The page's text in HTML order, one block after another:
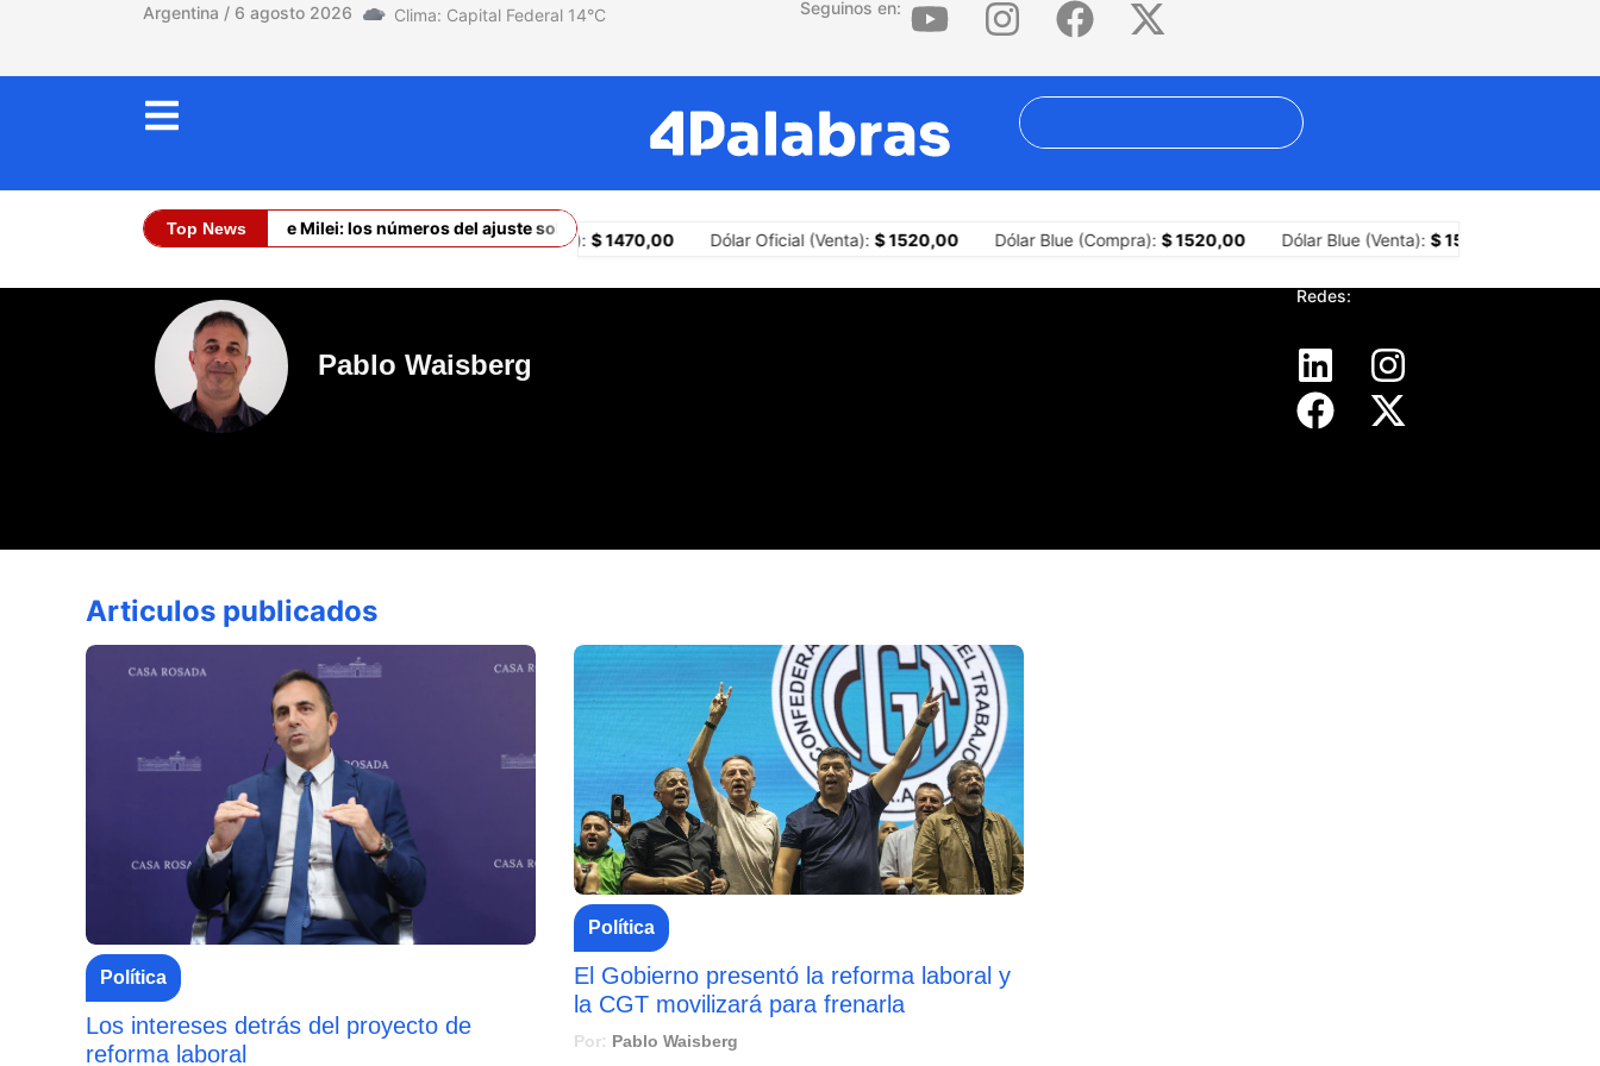
Argentina / 6 agosto 2026 14°C Seguinos en:
Top News
La asfixia de Milei: los números del ajuste sobre los territorios ¿Por qué la agresión es una estrategia central del tecnocapitalismo? Crisis yerbatera: impulsan ley de
Dólar Oficial (Compra):$ 1470,00 Dólar Oficial (Venta):$ 1520,00 Dólar Blue (Compra):$ 1520,00 Dólar Blue (Venta):$ 1540,00
Pablo Waisberg
Redes:
Articulos publicados
Política
Los intereses detrás del proyecto de
reforma laboral
Política
El Gobierno presentó la reforma laboral y
la CGT movilizará para frenarla
Por: Pablo Waisberg